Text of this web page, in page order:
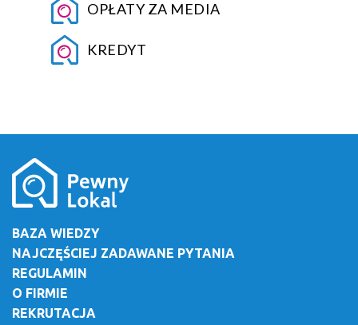
OPŁATY ZA MEDIA
KREDYT
BAZA WIEDZY
NAJCZĘŚCIEJ ZADAWANE PYTANIA
REGULAMIN
O FIRMIE
REKRUTACJA